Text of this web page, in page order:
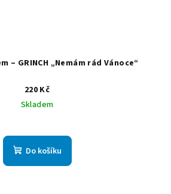
– GRINCH „Nemám rád Vánoce“
220 Kč
Skladem
Do košíku